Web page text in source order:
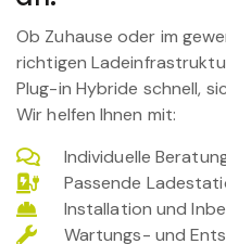
Ob Zuhause oder im
richtigen
Plug-in Hybride schnell,
Wir helfen Ihnen mit:
Individuelle
Passende
Installation und
Wartungs- und